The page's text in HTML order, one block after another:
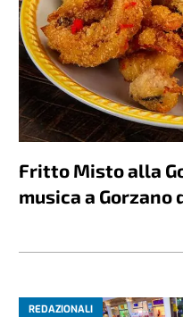
Fritto Misto alla
musica a Gorzano
REDAZIONALI